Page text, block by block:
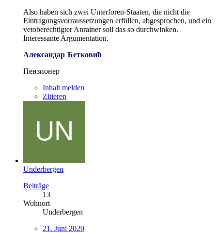
Also haben sich zwei Unterforen-Staaten, die nicht die
Eintragungsvorraussetzungen erfüllen, abgesprochen, und ein
vetoberechtigter Anrainer soll das so durchwinken.
Interessante Argumentation.
Александар Ћетковић
Пензионер
Inhalt melden
Zitieren
Underbergen
Beiträge
13
Wohnort
Underbergen
21. Juni 2020